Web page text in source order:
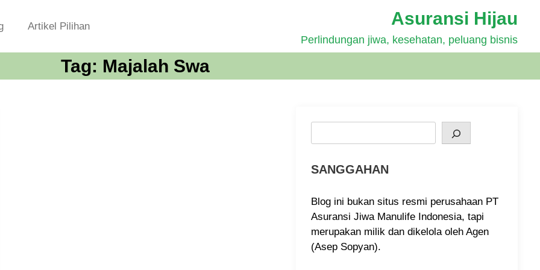
Asuransi Hijau
Perlindungan jiwa, kesehatan, peluang bisnis
Artikel Pilihan
Tag: Majalah Swa
SANGGAHAN
Blog ini bukan situs resmi perusahaan PT
Asuransi Jiwa Manulife Indonesia, tapi
merupakan milik dan dikelola oleh Agen
(Asep Sopyan).